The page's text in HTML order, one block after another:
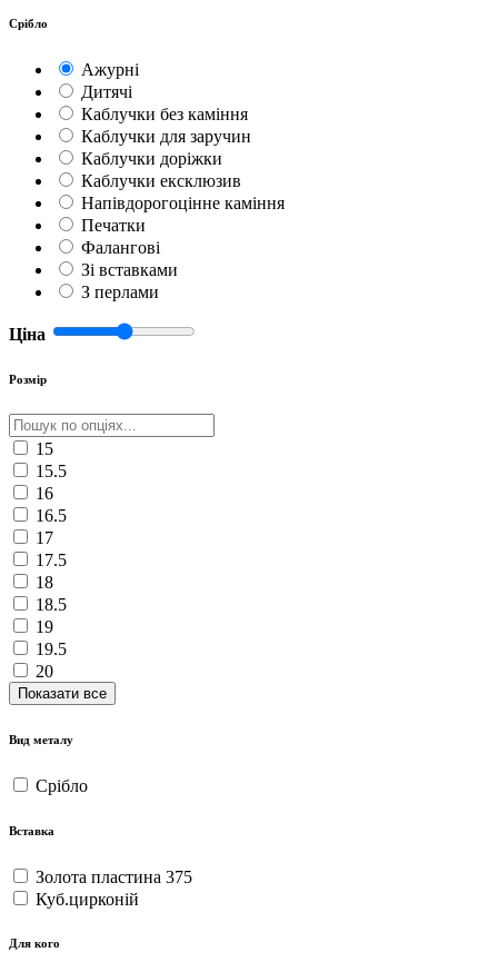
Срібло
Ажурні
Дитячі
Каблучки без каміння
Каблучки для заручин
Каблучки доріжки
Каблучки ексклюзив
Напівдорогоцінне каміння
Печатки
Фалангові
Зі вставками
З перлами
Ціна
Розмір
15
15.5
16
16.5
17
17.5
18
18.5
19
19.5
20
Показати все
Вид металу
Срібло
Вставка
Золота пластина 375
Куб.цирконій
Для кого